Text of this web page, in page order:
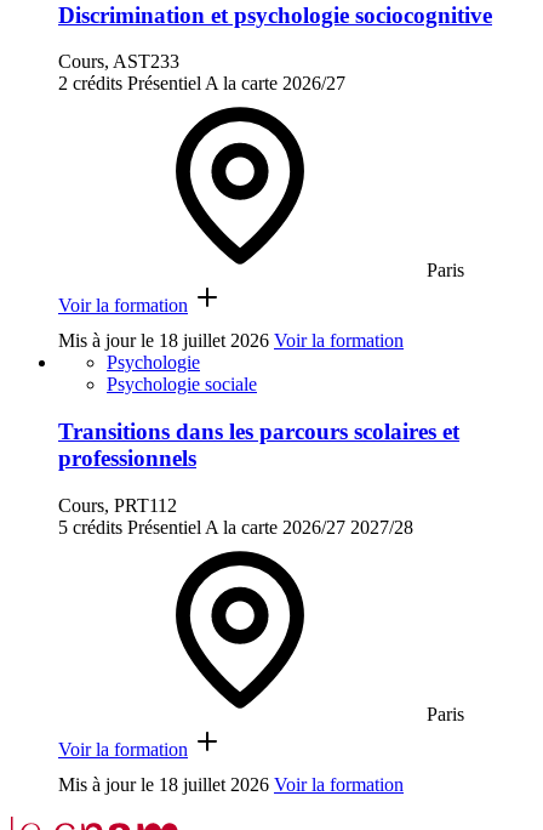
Discrimination et psychologie sociocognitive
Cours, AST233
2 crédits Présentiel A la carte 2026/27
Paris
Voir la formation
Mis à jour le 18 juillet 2026 Voir la formation
Psychologie
Psychologie sociale
Transitions dans les parcours scolaires et
professionnels
Cours, PRT112
5 crédits Présentiel A la carte 2026/27 2027/28
Paris
Voir la formation
Mis à jour le 18 juillet 2026 Voir la formation